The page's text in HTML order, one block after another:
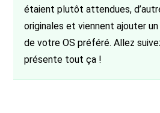
étaient plutôt attendues,
originales et viennent ajouter
de votre OS préféré. Allez
présente tout ça !